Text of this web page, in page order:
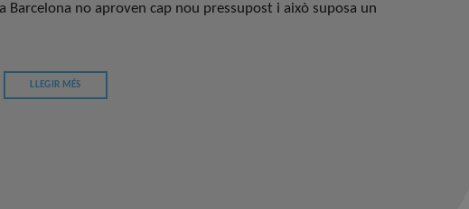
Barcelona no aproven cap nou pressupost i això suposa un
LLEGIR MÉS